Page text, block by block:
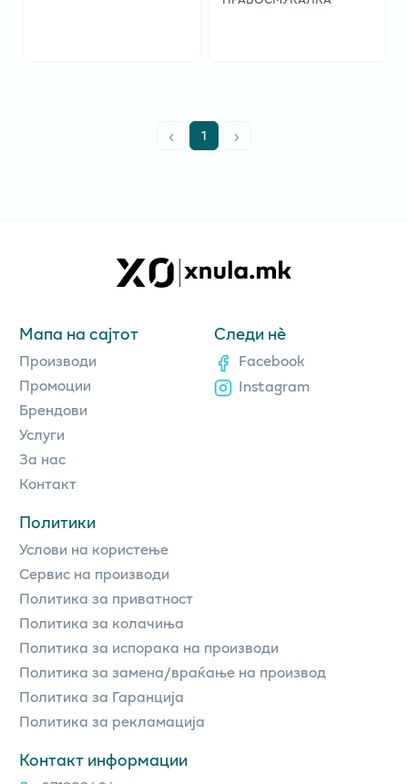
1
Мапа на сајтот
Производи
Промоции
Брендови
Услуги
За нас
Контакт
Политики
Услови на користење
Сервис на производи
Политика за приватност
Политика за колачиња
Политика за испорака на производи
Политика за замена/враќање на производ
Политика за Гаранција
Политика за рекламација
Контакт информации
Следи нè
Facebook
Instagram